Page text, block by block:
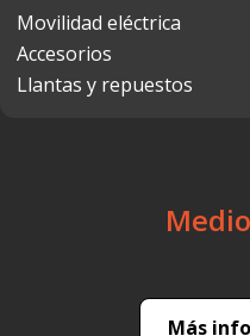
Movilidad eléctrica
Accesorios
Llantas y repuestos
Más